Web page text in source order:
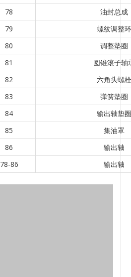
78
油封总成
79
螺纹调整环
80
调整垫圈
81
圆锥滚子轴
82
六角头螺栓
83
弹簧垫圈
84
输出轴垫圈
85
集油罩
86
输出轴
78-86
输出轴